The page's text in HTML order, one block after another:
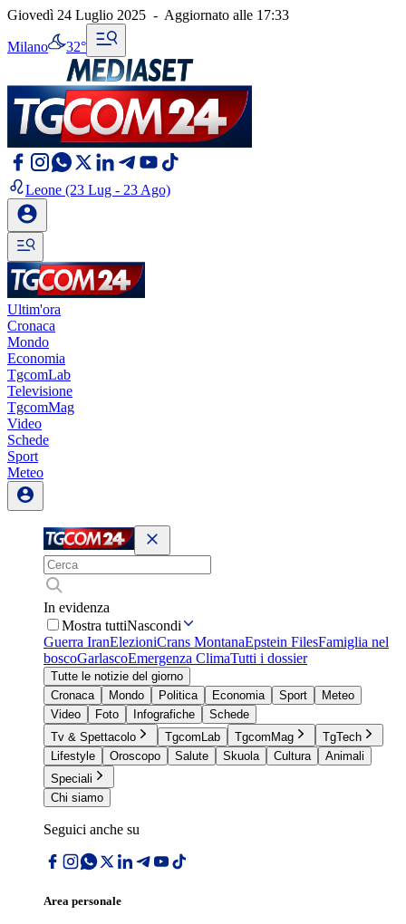
Giovedì 24 Luglio 2025 - Aggiornato alle 17:33
Milano 32°
Leone (23 Lug - 23 Ago)
Ultim'ora
Cronaca
Mondo
Economia
TgcomLab
Televisione
TgcomMag
Video
Schede
Sport
Meteo
In evidenza
Mostra tuttiNascondi
Guerra IranElezioniCrans MontanaEpstein FilesFamiglia nel
boscoGarlascoEmergenza ClimaTutti i dossier
Tutte le notizie del giorno
Cronaca
Mondo Politica Economia Sport
Meteo
Video
Foto Infografiche
Schede
Tv & Spettacolo
TgcomLab TgcomMag
TgTech
Lifestyle
Oroscopo Salute Skuola Cultura
Animali
Speciali
Chi siamo
Seguici anche su
Area personale